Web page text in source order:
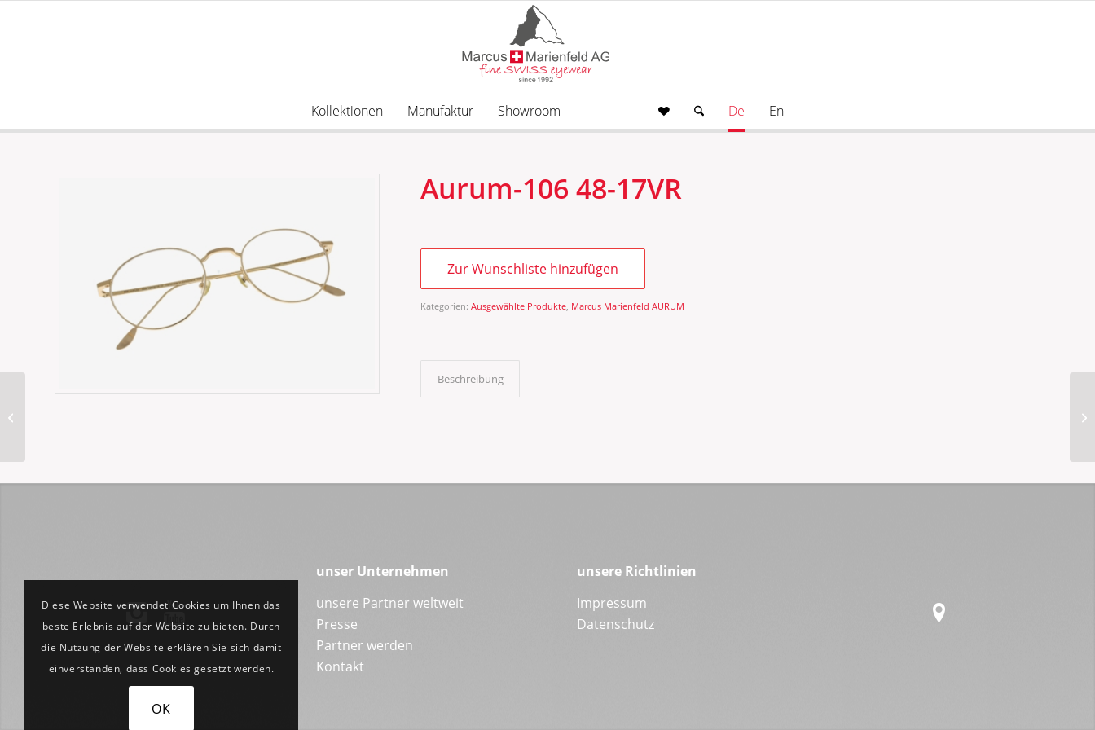
Kollektionen Manufaktur Showroom De En
Aurum-106 48-17VR
Zur Wunschliste hinzufügen
Kategorien:Ausgewählte Produkte, Marcus Marienfeld AURUM
Beschreibung
unser Unternehmen
unsere Partner weltweit
Presse
Partner werden
Kontakt
unsere Richtlinien
Impressum
Datenschutz
Diese Website verwendet Cookies um Ihnen das
beste Erlebnis auf der Website zu bieten. Durch
die Nutzung der Website erklären Sie sich damit
einverstanden, dass Cookies gesetzt werden.
OK